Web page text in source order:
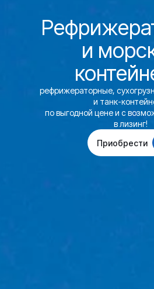
и
рефрижераторные,
и танк-
по выгодной цене и с
в лизинг!
Приобрести